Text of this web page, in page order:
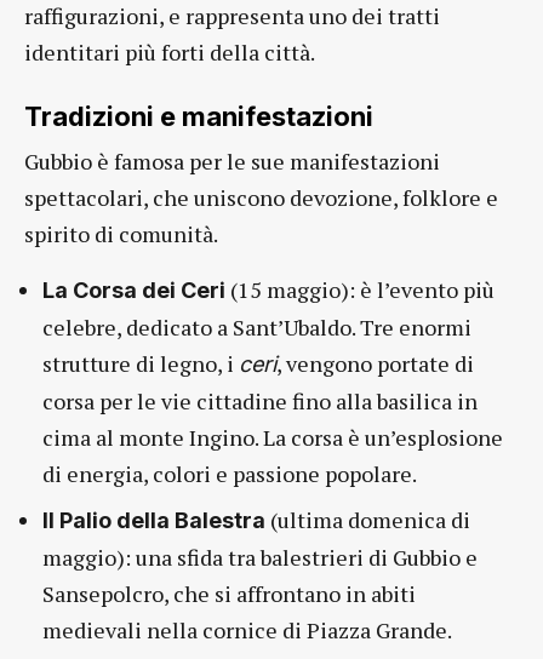
raffigurazioni, e rappresenta uno dei tratti
identitari più forti della città.
Tradizioni e manifestazioni
Gubbio è famosa per le sue manifestazioni
spettacolari, che uniscono devozione, folklore e
spirito di comunità.
La Corsa dei Ceri (15 maggio): è l’evento più
celebre, dedicato a Sant’Ubaldo. Tre enormi
strutture di legno, i ceri, vengono portate di
corsa per le vie cittadine fino alla basilica in
cima al monte Ingino. La corsa è un’esplosione
di energia, colori e passione popolare.
Il Palio della Balestra (ultima domenica di
maggio): una sfida tra balestrieri di Gubbio e
Sansepolcro, che si affrontano in abiti
medievali nella cornice di Piazza Grande.